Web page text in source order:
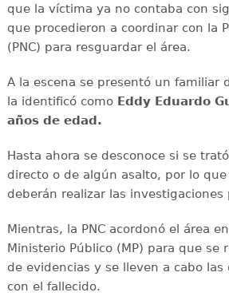
que la víctima ya no contaba con
que procedieron a coordinar con la
(PNC) para resguardar el área.
A la escena se presentó un familiar
la identificó como Eddy Eduardo
años de edad.
Hasta ahora se desconoce si se
directo o de algún asalto, por lo
deberán realizar las investigaciones
Mientras, la PNC acordonó el área
Ministerio Público (MP) para que se
de evidencias y se lleven a cabo
con el fallecido.